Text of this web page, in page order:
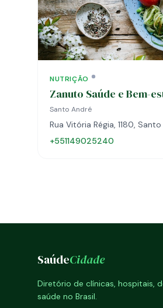
NUTRIÇÃO
Zanuto Saúde e Bem-
Santo André
Rua Vitória Régia, 1180,
+551149025240
SaúdeCidade
Diretório de clínicas, hospitais,
saúde no Brasil.